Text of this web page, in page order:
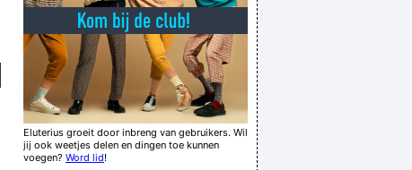
Een octopus heeft 8 testikels
triest al die gezichten zonder hoop te zien',
aldus de zesjarige Igor.
die een week in de regen heeft gestaan.
Laat je scheten LUID!!
zelf wel uitmaken wa ik leuk vind!
Eluterius groeit door inbreng van gebruikers. Wil
jij ook weetjes delen en dingen toe kunnen
voegen? Word lid!